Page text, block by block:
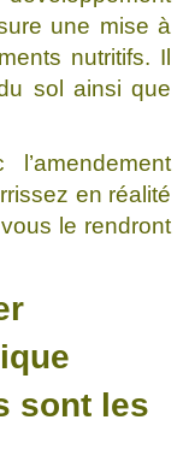
une mise à
nutritifs. Il
sol ainsi que
en réalité
le rendront
sont les